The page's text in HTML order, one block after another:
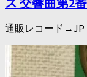
通販レコード→JP